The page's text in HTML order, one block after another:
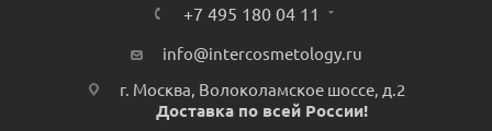
+7 495 180 04 11
info@intercosmetology.ru
г. Москва, Волоколамское шоссе, д.2
Доставка по всей России!